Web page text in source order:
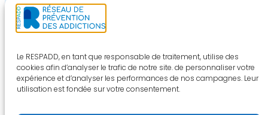
Le RESPADD, en tant que responsable de traitement, utilise des
cookies afin d’analyser le trafic de notre site. de personnaliser votre
expérience et d’analyser les performances de nos campagnes. Leur
utilisation est fondée sur votre consentement.
12 av Paul-Vaillant-
Couturier
bâtiment Jean Moreau
94800 VILLEJUIF
Téléphone :01 40 44 50
Email
Nous contacter
S'inscrire aux
newsletters